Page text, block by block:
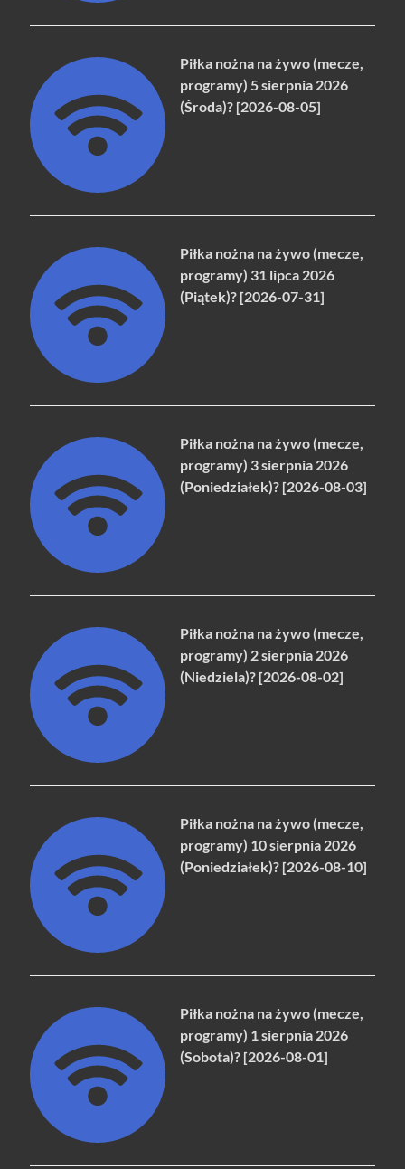
Piłka nożna na żywo (mecze,
programy) 5 sierpnia 2026
(Środa)? [2026-08-05]
Piłka nożna na żywo (mecze,
programy) 31 lipca 2026
(Piątek)? [2026-07-31]
Piłka nożna na żywo (mecze,
programy) 3 sierpnia 2026
(Poniedziałek)? [2026-08-03]
Piłka nożna na żywo (mecze,
programy) 2 sierpnia 2026
(Niedziela)? [2026-08-02]
Piłka nożna na żywo (mecze,
programy) 10 sierpnia 2026
(Poniedziałek)? [2026-08-10]
Piłka nożna na żywo (mecze,
programy) 1 sierpnia 2026
(Sobota)? [2026-08-01]